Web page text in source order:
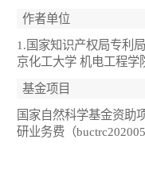
作者单位
1.国家知识产权局专利
京化工大学 机电工程学
基金项目
国家自然科学基金资助
研业务费（buctrc202005